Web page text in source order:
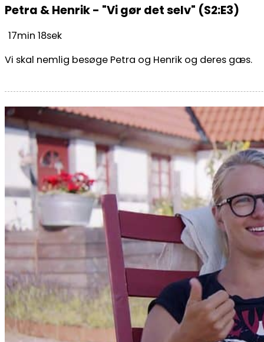
Petra & Henrik - "Vi gør det selv" (S2:E3)
17min 18sek
Vi skal nemlig besøge Petra og Henrik og deres gæs.